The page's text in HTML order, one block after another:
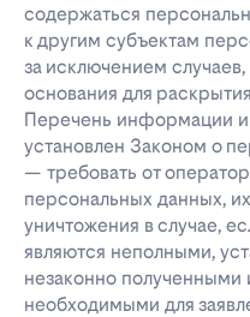
содержаться
к другим субъектам
за исключением
основания для
Перечень информации и
установлен Законом о
— требовать от
персональных данных,
уничтожения в случае,
являются неполными,
незаконно полученными
необходимыми для